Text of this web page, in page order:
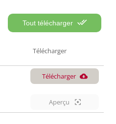
Tout télécharger
Télécharger
Télécharger
Aperçu